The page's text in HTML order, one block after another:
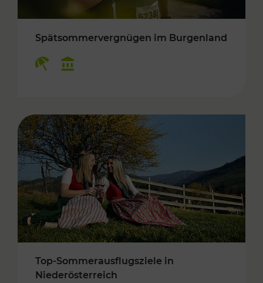
Spätsommervergnügen im Burgenland
Top-Sommerausflugsziele in
Niederösterreich